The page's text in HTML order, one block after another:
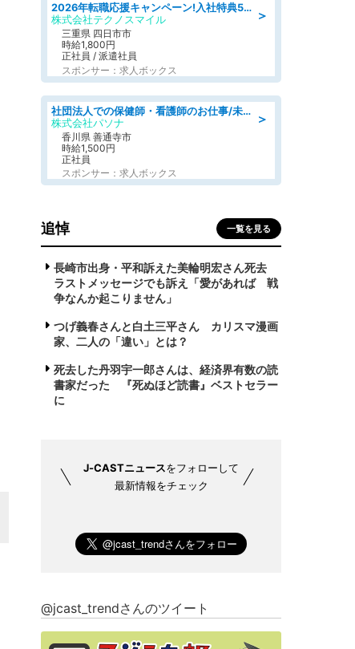
＞
2026年転職応援キャンペーン!入社特典58万円/デンソーで働こう!自動車工場で小型部品の検査業務 denso aichi
株式会社テクノスマイル
三重県 四日市市
時給1,800円
正社員 / 派遣社員
スポンサー：求人ボックス
＞
社団法人での保健師・看護師のお仕事/未経験OK/要資格:普通免許、保健師、正看護師
株式会社パソナ
香川県 善通寺市
時給1,500円
正社員
スポンサー：求人ボックス
追悼 一覧を見る
長崎市出身・平和訴えた美輪明宏さん死去
ラストメッセージでも訴え「愛があれば 戦
争なんか起こりません」
つげ義春さんと白土三平さん カリスマ漫画
家、二人の「違い」とは？
死去した丹羽宇一郎さんは、経済界有数の読
書家だった 『死ぬほど読書』ベストセラー
に
J-CASTニュースをフォローして
最新情報をチェック
@jcast_trendさんのツイート